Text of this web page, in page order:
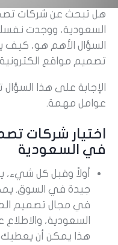
هل تبحث عن شركات
السعودية، ووجدت نفسك
السؤال الأهم هو،
تصميم مواقع
الإجابة على هذا
عوامل مهمة.
اختيار شركات
في السعودية
أولاً وقبل كل
جيدة في السوق.
في مجال تصميم
السعودية،
هذا يمكن أن